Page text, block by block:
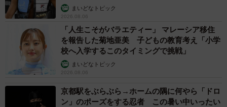
まいどなトピック
2026.08.06
「人生こそがバラエティー」 マレーシア移住
を報告した菊地亜美 子どもの教育考え「小学
校へ入学するこのタイミングで挑戦」
まいどなトピック
2026.08.06
京都駅をぶらぶら→ホームの隅に何やら「ドロ
ン」のポーズをする忍者 この暑い中いったい